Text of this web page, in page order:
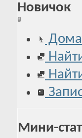
Новичок
Мини-